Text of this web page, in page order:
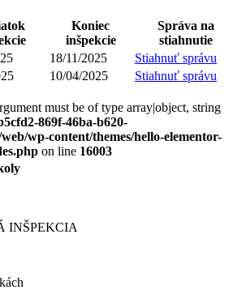
Koniec
inšpekcie
Správa na
stiahnutie
18/11/2025
Stiahnuť správu
10/04/2025 Stiahnuť správu
must be of type array|object, string
869f-46ba-b620-
wp-content/themes/hello-elementor-
on line 16003
INŠPEKCIA